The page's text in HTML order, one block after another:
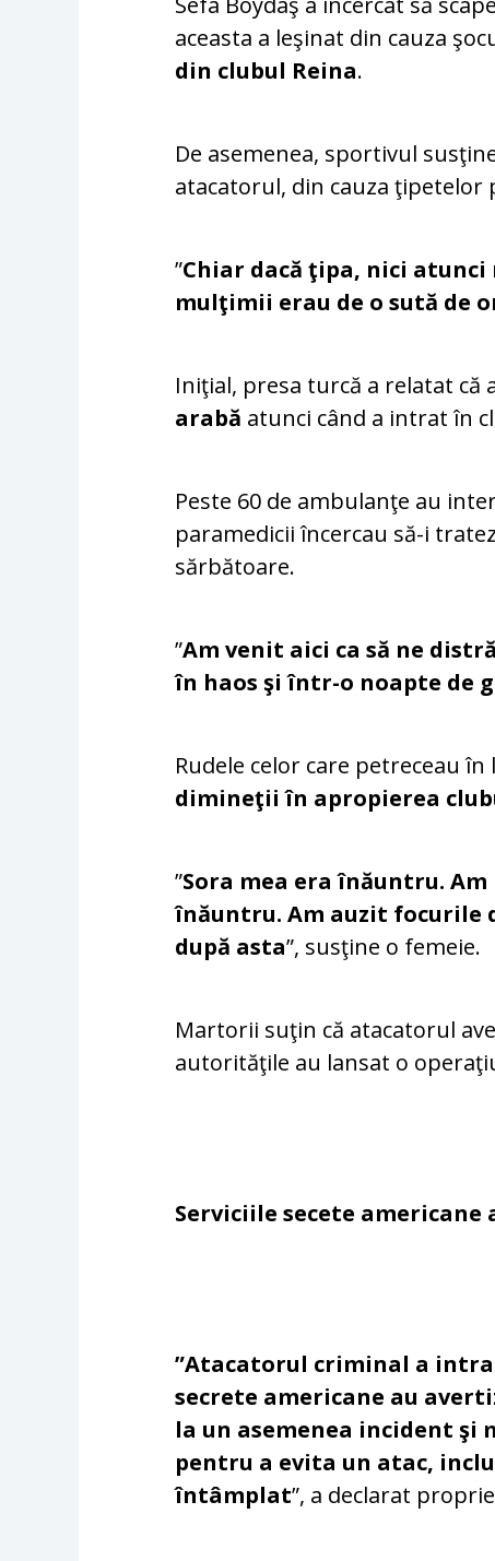
aceasta a leşinat din cauza
din clubul Reina.
De asemenea, sportivul
atacatorul, din cauza ţipetelor
”Chiar dacă ţipa, nici
mulţimii erau de o sută de
Iniţial, presa turcă a relatat că
arabă atunci când a intrat în
Peste 60 de ambulanţe au
paramedicii încercau să-i
sărbătoare.
”Am venit aici ca să ne
în haos şi într-o noapte de
Rudele celor care petreceau
dimineţii în apropierea
”Sora mea era înăuntru.
înăuntru. Am auzit focurile
după asta”, susţine o femeie.
Martorii suţin că atacatorul
autorităţile au lansat o
Serviciile secete americane
”Atacatorul criminal a
secrete americane au
la un asemenea incident şi
pentru a evita un atac,
întâmplat”, a declarat